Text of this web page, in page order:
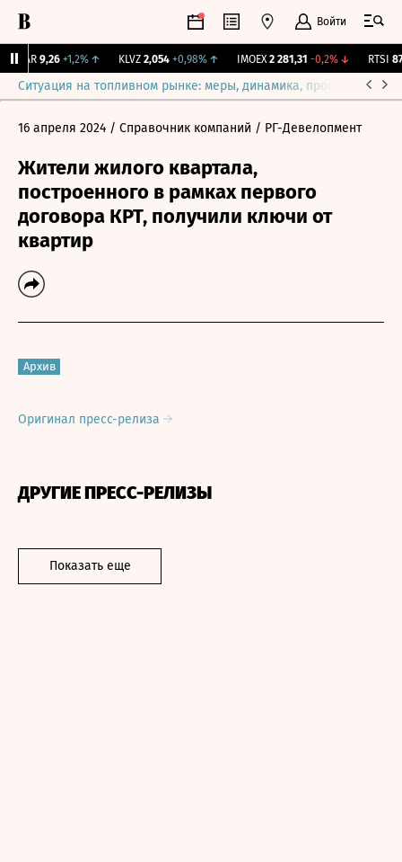
Войти
9,26 +1,2%↑ KLVZ 2,054 +0,98%↑ IMOEX 2 281,31 -0,2%↓ RTSI
Ситуация на топливном рынке: меры, динамика, прогнозы
16 апреля 2024 / Справочник компаний / РГ-Девелопмент
Жители жилого квартала,
построенного в рамках первого
договора КРТ, получили ключи от
квартир
Архив
Оригинал пресс-релиза
ДРУГИЕ ПРЕСС-РЕЛИЗЫ
Показать еще